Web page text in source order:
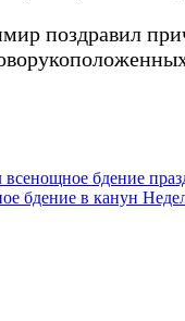
поздравил
бдение
бдение в канун